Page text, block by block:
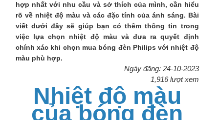
hợp nhất với nhu cầu và sở thích của mình, cần hiểu
rõ về nhiệt độ màu và các đặc tính của ánh sáng. Bài
viết dưới đây sẽ giúp bạn có thêm thông tin trong
việc lựa chọn nhiệt độ màu và đưa ra quyết định
chính xác khi chọn mua bóng đèn Philips với nhiệt độ
màu phù hợp.
Ngày đăng: 24-10-2023
1,916 lượt xem
Nhiệt độ màu
của bóng đèn